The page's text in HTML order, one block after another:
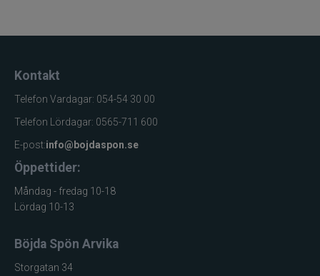
Kontakt
Telefon Vardagar: 054-54 30 00
Telefon Lördagar: 0565-711 600
E-post:info@bojdaspon.se
Öppettider:
Måndag - fredag 10-18
Lördag 10-13
Böjda Spön Arvika
Storgatan 34